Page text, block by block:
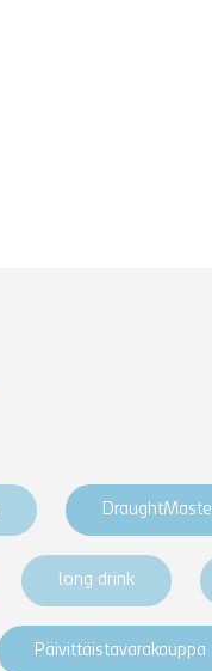
long drink
Päivittäistavarakauppa